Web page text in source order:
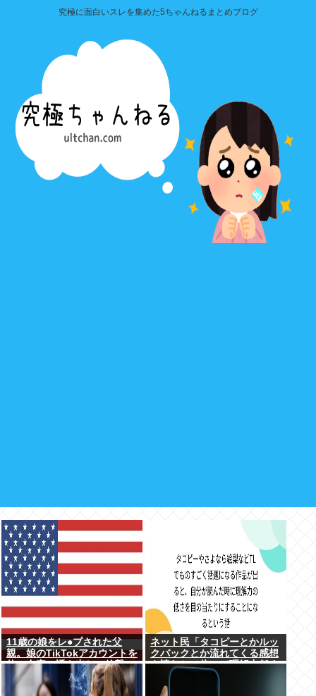
究極に面白いスレを集めた5ちゃんねるまとめブログ
11歳の娘をレ●プされた父
親。娘のTikTokアカウントを
使い自宅に誘き出し、銃撃で
天誅！
ネット民「タコピーとかルッ
クバックとか流れてくる感想
を読むと、俺って理解力低す
ぎ！？ って超凹む。つらい」